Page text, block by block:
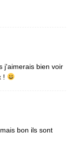
j'aimerais bien voir
!
bon ils sont